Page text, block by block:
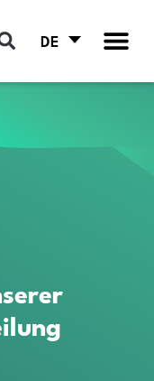
DE